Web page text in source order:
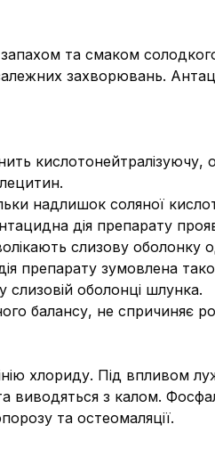
запахом та смаком
захворювань.
кислотонейтралізуючу,
надлишок соляної
дія препарату
слизову оболонку
препарату зумовлена
слизовій оболонці шлунка.
балансу, не спричиняє
хлориду. Під впливом
виводяться з калом.
та остеомаляції.